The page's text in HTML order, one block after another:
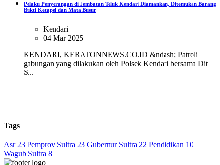
Pelaku Penyerangan di Jembatan Teluk Kendari Diamankan, Ditemukan Barang
Bukti Ketapel dan Mata Busur
Kendari
04 Mar 2025
KENDARI, KERATONNEWS.CO.ID &ndash; Patroli
gabungan yang dilakukan oleh Polsek Kendari bersama Dit
S...
Tags
Asr 23 Pemprov Sultra 23 Gubernur Sultra 22 Pendidikan 10
Wagub Sultra 8